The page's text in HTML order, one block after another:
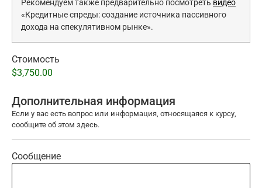
Рекомендуем также предварительно посмотреть видео
«Кредитные спреды: создание источника пассивного
дохода на спекулятивном рынке».
Стоимость
$3,750.00
Дополнительная информация
Если у вас есть вопрос или информация, относящаяся к курсу,
сообщите об этом здесь.
Сообщение